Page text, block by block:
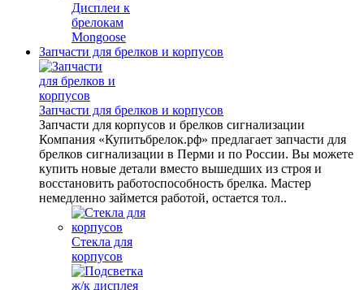
Дисплеи к
брелокам
Mongoose
Запчасти для брелков и корпусов
Запчасти для брелков и корпусов
Запчасти для корпусов и брелков сигнализации
Компания «Купитьбрелок.рф» предлагает запчасти для
брелков сигнализации в Перми и по России. Вы можете
купить новые детали вместо вышедших из строя и
восстановить работоспособность брелка. Мастер
немедленно займется работой, остается тол..
Стекла для
корпусов